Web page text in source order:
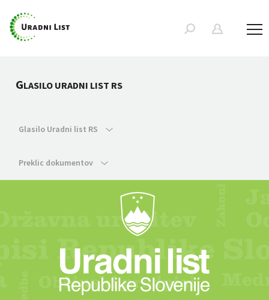
GLASILO URADNI LIST RS
Glasilo Uradni list RS
Preklic dokumentov